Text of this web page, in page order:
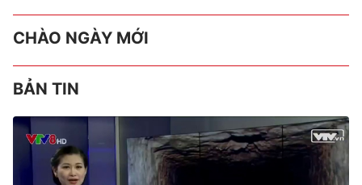
CHÀO NGÀY MỚI
BẢN TIN